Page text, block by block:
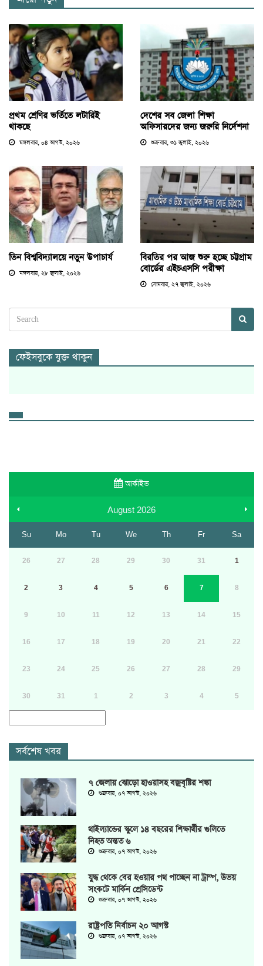
প্রথম শ্রেণির ভর্তিতে লটারিই
থাকছে
মঙ্গলবার, ০৪ আগস্ট, ২০২৬
দেশের সব জেলা শিক্ষা
অফিসারদের জন্য জরুরি নির্দেশনা
শুক্রবার, ৩১ জুলাই, ২০২৬
তিন বিশ্ববিদ্যালয়ে নতুন উপাচার্য
মঙ্গলবার, ২৮ জুলাই, ২০২৬
বিরতির পর আজ শুরু হচ্ছে চট্টগ্রাম
বোর্ডের এইচএসসি পরীক্ষা
সোমবার, ২৭ জুলাই, ২০২৬
ফেইসবুকে যুক্ত থাকুন
আর্কাইভ
August 2026
Su Mo Tu We Th Fr Sa
26 27 28 29 30 31 1
2 3 4 5 6 7 8
9 10 11 12 13 14 15
16 17 18 19 20 21 22
23 24 25 26 27 28 29
30 31 1 2 3 4 5
সর্বশেষ খবর
৭ জেলায় ঝোড়ো হাওয়াসহ বজ্রবৃষ্টির শঙ্কা
শুক্রবার, ০৭ আগস্ট, ২০২৬
থাইল্যান্ডের স্কুলে ১৪ বছরের শিক্ষার্থীর গুলিতে
নিহত অন্তত ৬
শুক্রবার, ০৭ আগস্ট, ২০২৬
যুদ্ধ থেকে বের হওয়ার পথ পাচ্ছেন না ট্রাম্প, উভয়
সংকটে মার্কিন প্রেসিডেন্ট
শুক্রবার, ০৭ আগস্ট, ২০২৬
রাষ্ট্রপতি নির্বাচন ২০ আগস্ট
শুক্রবার, ০৭ আগস্ট, ২০২৬